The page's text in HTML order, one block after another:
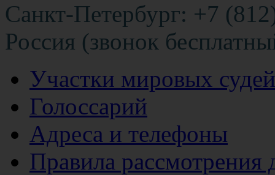
Санкт-Петербург: +7
Россия (звонок
Участки мировых судей
Голоссарий
Адреса и телефоны
Правила рассмотрения